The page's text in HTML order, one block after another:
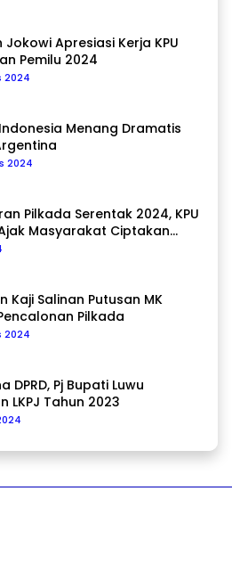
Jokowi Apresiasi Kerja KPU
Pemilu 2024
2024
Menang Dramatis
2024
Pilkada Serentak 2024, KPU
Masyarakat Ciptakan
Kaji Salinan Putusan MK
Pilkada
2024
DPRD, Pj Bupati Luwu
LKPJ Tahun 2023